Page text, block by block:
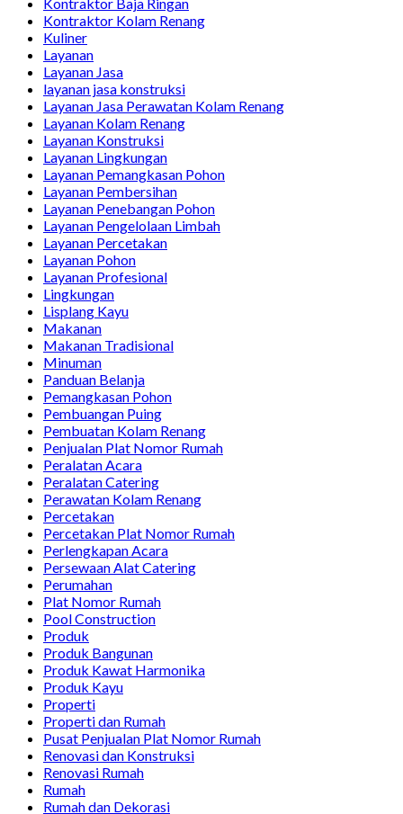
Kontraktor Kolam Renang
Kuliner
Layanan
Layanan Jasa
layanan jasa konstruksi
Layanan Jasa Perawatan Kolam Renang
Layanan Kolam Renang
Layanan Konstruksi
Layanan Lingkungan
Layanan Pemangkasan Pohon
Layanan Pembersihan
Layanan Penebangan Pohon
Layanan Pengelolaan Limbah
Layanan Percetakan
Layanan Pohon
Layanan Profesional
Lingkungan
Lisplang Kayu
Makanan
Makanan Tradisional
Minuman
Panduan Belanja
Pemangkasan Pohon
Pembuangan Puing
Pembuatan Kolam Renang
Penjualan Plat Nomor Rumah
Peralatan Acara
Peralatan Catering
Perawatan Kolam Renang
Percetakan
Percetakan Plat Nomor Rumah
Perlengkapan Acara
Persewaan Alat Catering
Perumahan
Plat Nomor Rumah
Pool Construction
Produk
Produk Bangunan
Produk Kawat Harmonika
Produk Kayu
Properti
Properti dan Rumah
Pusat Penjualan Plat Nomor Rumah
Renovasi dan Konstruksi
Renovasi Rumah
Rumah
Rumah dan Dekorasi